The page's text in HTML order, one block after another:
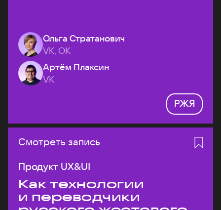
Ольга Стратанович
VK, ОК
Артём Плаксин
VK
РЖЯ
Смотреть запись
Продукт UX&UI
Как технологии
и переводчики